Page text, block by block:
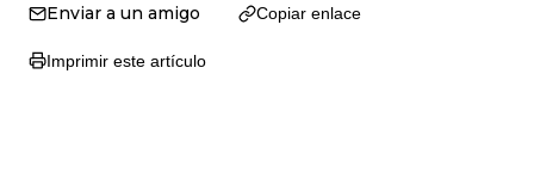
Enviar a un amigo Copiar enlace
Imprimir este artículo